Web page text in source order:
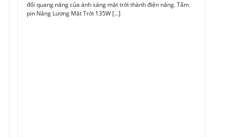
đổi quang năng của ánh sáng mặt trời thành điện năng. Tấm
pin Năng Lượng Mặt Trời 135W [...]